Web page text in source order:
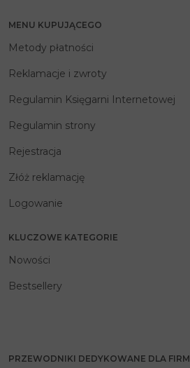
MENU KUPUJĄCEGO
Metody płatności
Reklamacje i zwroty
Regulamin Księgarni Internetowej
Regulamin strony
Rejestracja
Złóż reklamację
Logowanie
KLUCZOWE KATEGORIE
Nowości
Bestsellery
PRZEWODNIKI DEDYKOWANE DLA FIRM